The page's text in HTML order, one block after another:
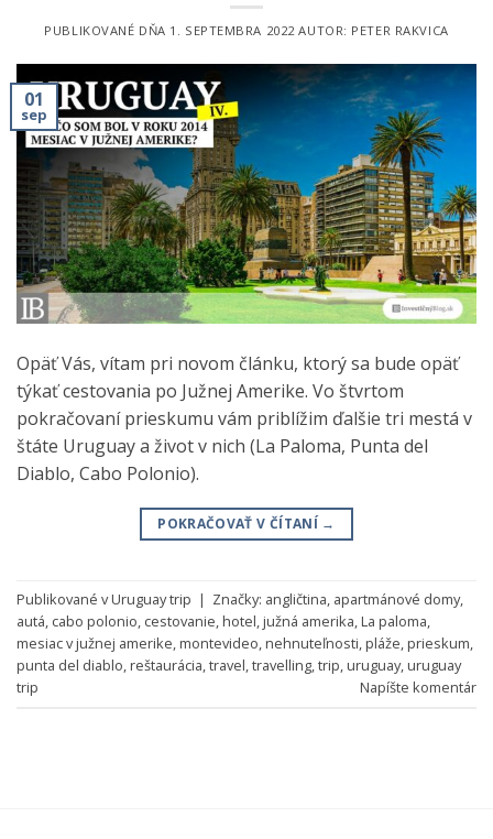
PUBLIKOVANÉ DŇA 1. SEPTEMBRA 2022AUTOR: PETER RAKVICA
01
sep
Opäť Vás, vítam pri novom článku, ktorý sa bude opäť
týkať cestovania po Južnej Amerike. Vo štvrtom
pokračovaní prieskumu vám priblížim ďalšie tri mestá v
štáte Uruguay a život v nich (La Paloma, Punta del
Diablo, Cabo Polonio).
POKRAČOVAŤ V ČÍTANÍ →
Publikované vUruguay trip | Značky: angličtina, apartmánové domy,
autá, cabo polonio, cestovanie,hotel,južná amerika,La paloma,
mesiac v južnej amerike,montevideo,nehnuteľnosti,pláže,prieskum,
punta del diablo,reštaurácia,travel,travelling,trip,uruguay,uruguay
trip
Napíšte komentár